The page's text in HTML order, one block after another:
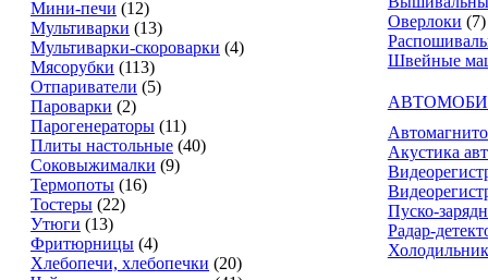
Мини-печи (12)
Мультиварки (13)
Мультиварки-скороварки (4)
Мясорубки (113)
Отпариватели (5)
Пароварки (2)
Парогенераторы (11)
Плиты настольные (40)
Соковыжималки (9)
Термопоты (16)
Тостеры (22)
Утюги (13)
Фритюрницы (4)
Хлебопечи, хлебопечки (20)
Оверлоки (7)
Швейные
Акустика
Пуско-
Радар-